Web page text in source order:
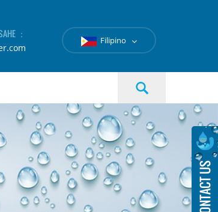
：
Filipino